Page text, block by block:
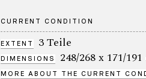
CURRENT CONDITION
EXTENT 3 Teile
DIMENSIONS 248/268 x 171/
MORE ABOUT THE CURRENT